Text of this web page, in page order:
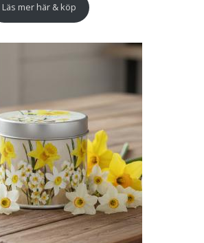
Läs mer här & köp